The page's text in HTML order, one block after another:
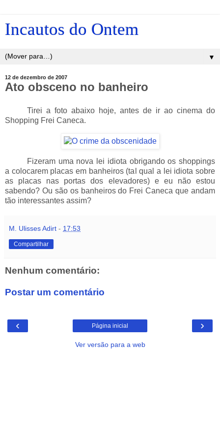
Incautos do Ontem
▼
12 de dezembro de 2007
Ato obsceno no banheiro
Tirei a foto abaixo hoje, antes de ir ao cinema do
Shopping Frei Caneca.
Fizeram uma nova lei idiota obrigando os shoppings
a colocarem placas em banheiros (tal qual a lei idiota sobre
as placas nas portas dos elevadores) e eu não estou
sabendo? Ou são os banheiros do Frei Caneca que andam
tão interessantes assim?
M. Ulisses Adirt - 17:53
Compartilhar
Nenhum comentário:
Postar um comentário
‹ ›
Página inicial
Ver versão para a web